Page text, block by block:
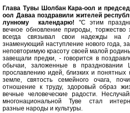
Глава Тувы Шолбан Кара-оол и
оол Даваа поздравили жителей
лунному календарю! "С этим
вечное обновление природы,
всегда связывал свои надежды на
знаменующий наступление нового года,
неповторимую красоту своей малой
завещали предки, - говорится в
обычаи, заложенные в праздновании
прославлению идей, близких и
земле, святость семейного очага,
отношение к труду, здоровый образ
вечные человеческие радости.
многонациональной Туве стал
разные народы и культуры.